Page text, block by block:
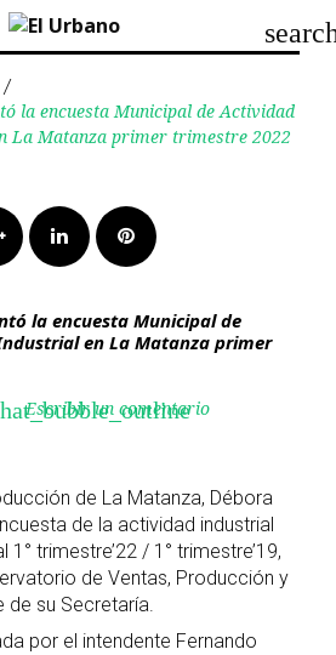
/
la encuesta Municipal de Actividad
La Matanza primer trimestre 2022
Google+LinkedInPinterest
la encuesta Municipal de
en La Matanza primer
Escribir un comentario
de La Matanza, Débora
de la actividad industrial
trimestre’22 / 1° trimestre’19,
de Ventas, Producción y
de su Secretaría.
por el intendente Fernando